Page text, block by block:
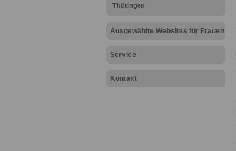
Thüringen
Ausgewählte Websites für Frauen
Service
Kontakt